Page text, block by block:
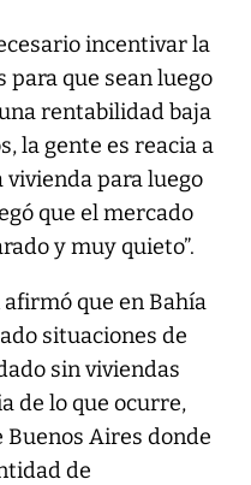
incentivar la
que sean luego
rentabilidad baja
la gente es reacia a
para luego
que el mercado
y muy quieto”.
que en Bahía
situaciones de
sin viviendas
de lo que ocurre,
Aires donde
de